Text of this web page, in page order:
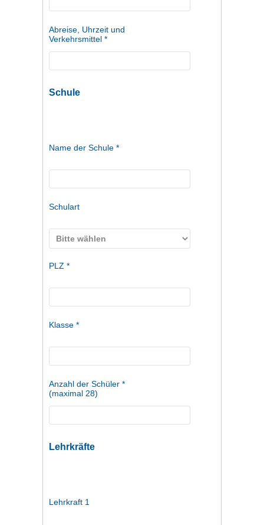
Abreise, Uhrzeit und
Verkehrsmittel *
Schule
Name der Schule *
Schulart
PLZ *
Klasse *
Anzahl der Schüler *
(maximal 28)
Lehrkräfte
Lehrkraft 1